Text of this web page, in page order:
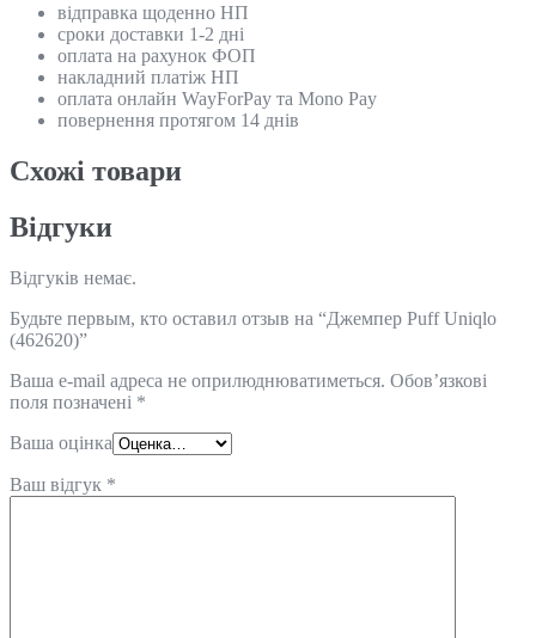
відправка щоденно НП
сроки доставки 1-2 дні
оплата на рахунок ФОП
накладний платіж НП
оплата онлайн WayForPay та Mono Pay
повернення протягом 14 днів
Схожi товари
Відгуки
Відгуків немає.
Будьте первым, кто оставил отзыв на “Джемпер Puff Uniqlo
(462620)”
Ваша e-mail адреса не оприлюднюватиметься. Обов’язкові
поля позначені *
Ваша оцінка
Ваш відгук *